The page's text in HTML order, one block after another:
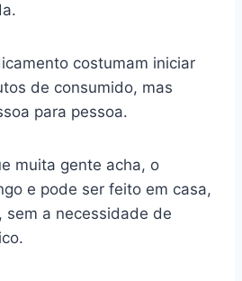
costumam iniciar
de consumido, mas
para pessoa.
muita gente acha, o
e pode ser feito em casa,
sem a necessidade de